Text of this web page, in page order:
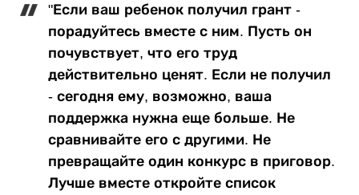
"Если ваш ребенок получил грант -
порадуйтесь вместе с ним. Пусть он
почувствует, что его труд
действительно ценят. Если не получил
- сегодня ему, возможно, ваша
поддержка нужна еще больше. Не
сравнивайте его с другими. Не
превращайте один конкурс в приговор.
Лучше вместе откройте список